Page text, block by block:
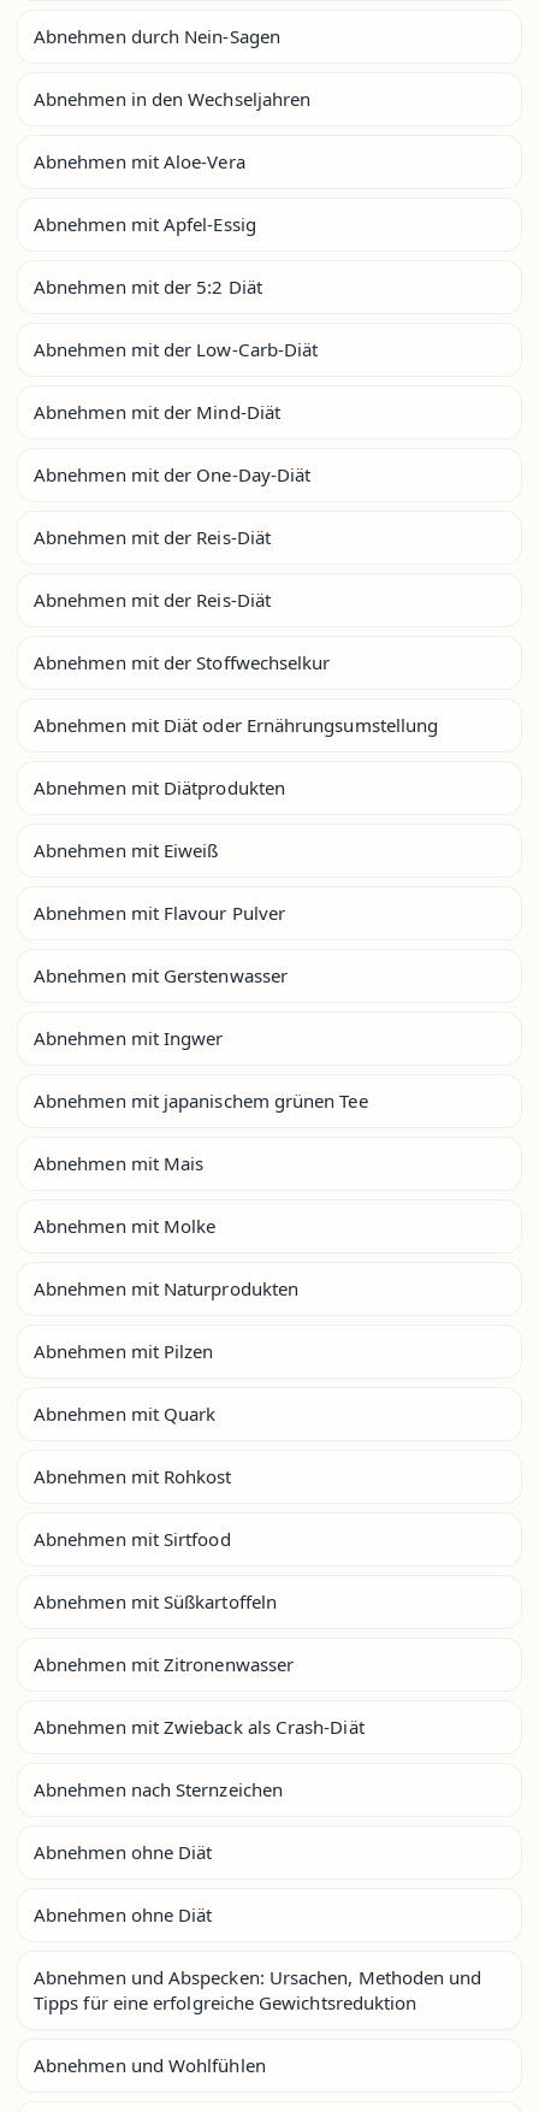
Abnehmen durch Nein-Sagen
Abnehmen in den Wechseljahren
Abnehmen mit Aloe-Vera
Abnehmen mit Apfel-Essig
Abnehmen mit der 5:2 Diät
Abnehmen mit der Low-Carb-Diät
Abnehmen mit der Mind-Diät
Abnehmen mit der One-Day-Diät
Abnehmen mit der Reis-Diät
Abnehmen mit der Reis-Diät
Abnehmen mit der Stoffwechselkur
Abnehmen mit Diät oder Ernährungsumstellung
Abnehmen mit Diätprodukten
Abnehmen mit Eiweiß
Abnehmen mit Flavour Pulver
Abnehmen mit Gerstenwasser
Abnehmen mit Ingwer
Abnehmen mit japanischem grünen Tee
Abnehmen mit Mais
Abnehmen mit Molke
Abnehmen mit Naturprodukten
Abnehmen mit Pilzen
Abnehmen mit Quark
Abnehmen mit Rohkost
Abnehmen mit Sirtfood
Abnehmen mit Süßkartoffeln
Abnehmen mit Zitronenwasser
Abnehmen mit Zwieback als Crash-Diät
Abnehmen nach Sternzeichen
Abnehmen ohne Diät
Abnehmen ohne Diät
Abnehmen und Abspecken: Ursachen, Methoden und
Tipps für eine erfolgreiche Gewichtsreduktion
Abnehmen und Wohlfühlen